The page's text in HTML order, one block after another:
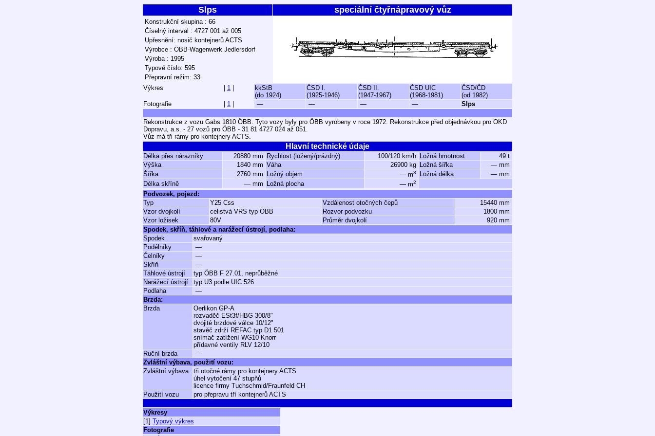
Slps speciální čtyřnápravový vůz
Konstrukční skupina : 66
Číselný interval : 4727 001 až 005
Upřesnění: nosič kontejnerů ACTS
Výrobce : ÖBB-Wagenwerk Jedlersdorf
Výroba : 1995
Typové číslo: 595
Přepravní režim: 33
Výkres
1
kkStB
(do 1924)
ČSD I.
(1925-1946)
ČSD II.
(1947-1967)
ČSD UIC
(1968-1981)
ČSD/ČD
(od 1982)
Fotografie
1 — — — — Slps
Rekonstrukce z vozu Gabs 1810 ÖBB. Tyto vozy byly pro ÖBB vyrobeny v roce 1972. Rekonstrukce před objednávkou pro OKD
Dopravu, a.s. - 27 vozů pro ÖBB - 31 81 4727 024 až 051.
Vůz má tři rámy pro kontejnery ACTS.
Hlavní technické údaje
Délka přes nárazníky 20880 mm Rychlost (ložený/prázdný) 100/120 km/h Ložná hmotnost
49 t
Výška
1840 mm Váha 26900 kg Ložná šířka
— mm
Šířka
2760 mm Ložný objem — m3 Ložná délka
— mm
Délka skříně
— mm Ložná plocha — m2
Podvozek, pojezd:
Typ
Y25 Css Vzdálenost otočných čepů
15440 mm
Vzor dvojkolí
celistvá VRS typ ÖBB Rozvor podvozku
1800 mm
Vzor ložisek
80V Průměr dvojkolí
920 mm
Spodek, skříň, táhlové a narážecí ústrojí, podlaha:
Spodek
svařovaný
Podélníky
—
Čelníky
—
Skříň
—
Táhlové ústrojí
typ ÖBB F 27.01, neprůběžné
Narážecí ústrojí
typ U3 podle UIC 526
Podlaha
—
Brzda:
Brzda
Oerlikon GP-A
rozvaděč ESt3f/HBG 300/8"
dvojité brzdové válce 10/12"
stavěč zdrží REFAC typ D1 501
snímač zatížení WG10 Knorr
přídavné ventily RLV 12/10
Ruční brzda
—
Zvláštní výbava, použití vozu:
Zvláštní výbava
tři otočné rámy pro kontejnery ACTS
úhel vytočení 47 stupňů
licence firmy Tuchschmid/Fraunfeld CH
Použití vozu
pro přepravu tří kontejnerů ACTS
Výkresy
[1] Typový výkres
Fotografie